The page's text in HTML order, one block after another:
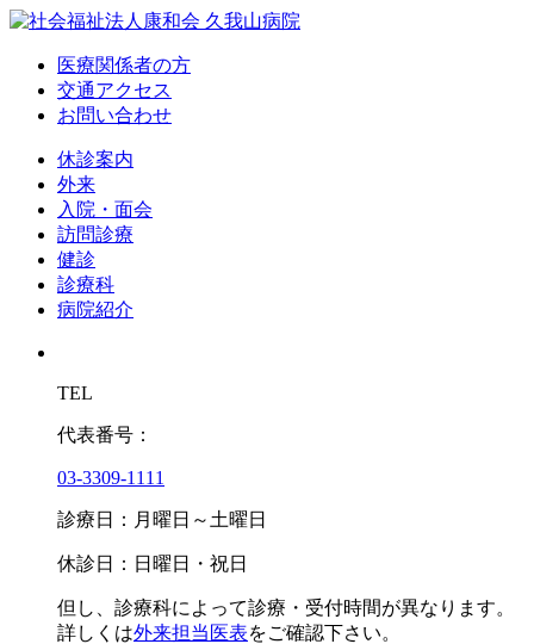
医療関係者の方
交通アクセス
お問い合わせ
休診案内
外来
入院・面会
訪問診療
健診
診療科
病院紹介
TEL
代表番号：
03-3309-1111
診療日：月曜日～土曜日
休診日：日曜日・祝日
但し、診療科によって診療・受付時間が異なります。
詳しくは外来担当医表をご確認下さい。